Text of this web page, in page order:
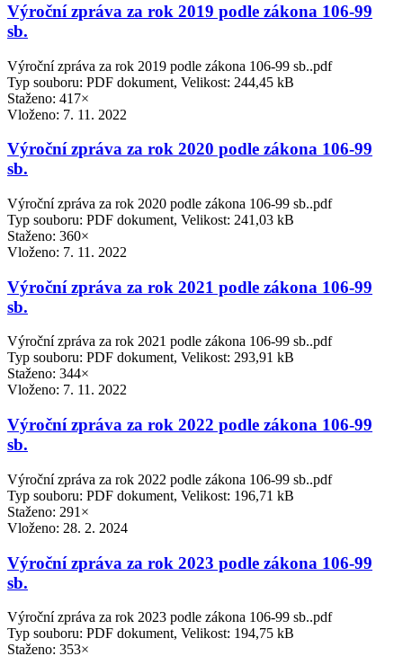
Výroční zpráva za rok 2019 podle zákona 106-99
sb.
Výroční zpráva za rok 2019 podle zákona 106-99 sb..pdf
Typ souboru: PDF dokument, Velikost: 244,45 kB
Staženo: 417×
Vloženo: 7. 11. 2022
Výroční zpráva za rok 2020 podle zákona 106-99
sb.
Výroční zpráva za rok 2020 podle zákona 106-99 sb..pdf
Typ souboru: PDF dokument, Velikost: 241,03 kB
Staženo: 360×
Vloženo: 7. 11. 2022
Výroční zpráva za rok 2021 podle zákona 106-99
sb.
Výroční zpráva za rok 2021 podle zákona 106-99 sb..pdf
Typ souboru: PDF dokument, Velikost: 293,91 kB
Staženo: 344×
Vloženo: 7. 11. 2022
Výroční zpráva za rok 2022 podle zákona 106-99
sb.
Výroční zpráva za rok 2022 podle zákona 106-99 sb..pdf
Typ souboru: PDF dokument, Velikost: 196,71 kB
Staženo: 291×
Vloženo: 28. 2. 2024
Výroční zpráva za rok 2023 podle zákona 106-99
sb.
Výroční zpráva za rok 2023 podle zákona 106-99 sb..pdf
Typ souboru: PDF dokument, Velikost: 194,75 kB
Staženo: 353×